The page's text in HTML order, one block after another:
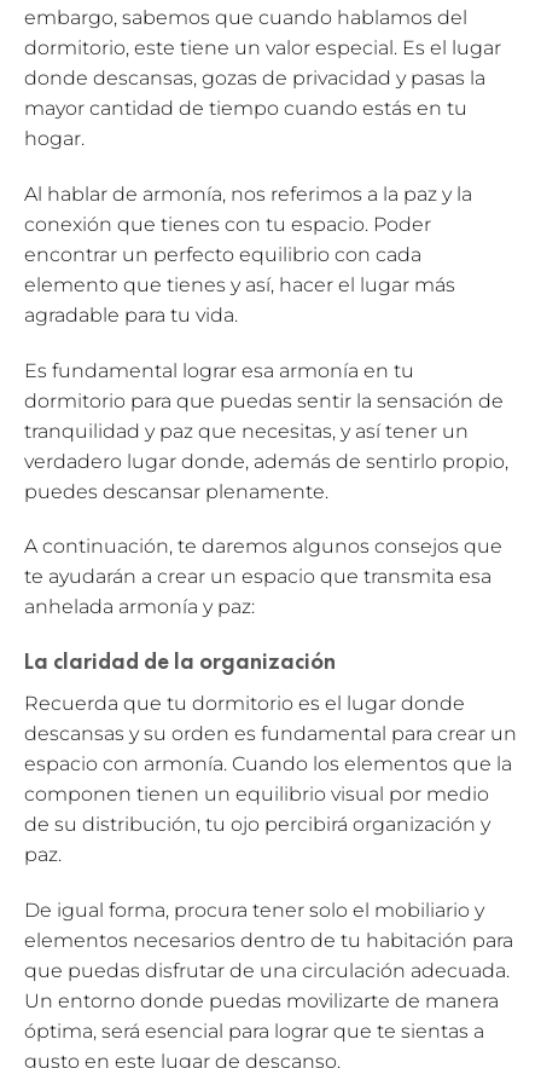
embargo, sabemos que cuando hablamos del
dormitorio, este tiene un valor especial. Es el lugar
donde descansas, gozas de privacidad y pasas la
mayor cantidad de tiempo cuando estás en tu
hogar.
Al hablar de armonía, nos referimos a la paz y la
conexión que tienes con tu espacio. Poder
encontrar un perfecto equilibrio con cada
elemento que tienes y así, hacer el lugar más
agradable para tu vida.
Es fundamental lograr esa armonía en tu
dormitorio para que puedas sentir la sensación de
tranquilidad y paz que necesitas, y así tener un
verdadero lugar donde, además de sentirlo propio,
puedes descansar plenamente.
A continuación, te daremos algunos consejos que
te ayudarán a crear un espacio que transmita esa
anhelada armonía y paz:
La claridad de la organización
Recuerda que tu dormitorio es el lugar donde
descansas y su orden es fundamental para crear un
espacio con armonía. Cuando los elementos que la
componen tienen un equilibrio visual por medio
de su distribución, tu ojo percibirá organización y
paz.
De igual forma, procura tener solo el mobiliario y
elementos necesarios dentro de tu habitación para
que puedas disfrutar de una circulación adecuada.
Un entorno donde puedas movilizarte de manera
óptima, será esencial para lograr que te sientas a
gusto en este lugar de descanso.